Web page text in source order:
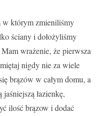
w którym zmieniliśmy
ściany i dołożyliśmy
wrażenie, że pierwsza
nigdy nie za wiele
brązów w całym domu, a
łazienkę,
ilość brązow i dodać